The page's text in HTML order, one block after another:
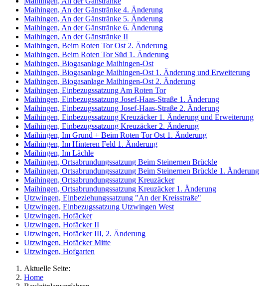
Maihingen, An der Gänstränke 4. Änderung
Maihingen, An der Gänstränke 5. Änderung
Maihingen, An der Gänstränke 6. Änderung
Maihingen, An der Gänstränke II
Maihingen, Beim Roten Tor Ost 2. Änderung
Maihingen, Beim Roten Tor Süd 1. Änderung
Maihingen, Biogasanlage Maihingen-Ost
Maihingen, Biogasanlage Maihingen-Ost 1. Änderung und Erweiterung
Maihingen, Biogasanlage Maihingen-Ost 2. Änderung
Maihingen, Einbezugssatzung Am Roten Tor
Maihingen, Einbezugssatzung Josef-Haas-Straße 1. Änderung
Maihingen, Einbezugssatzung Josef-Haas-Straße 2. Änderung
Maihingen, Einbezugssatzung Kreuzäcker 1. Änderung und Erweiterung
Maihingen, Einbezugssatzung Kreuzäcker 2. Änderung
Maihingen, Im Grund + Beim Roten Tor Ost 1. Änderung
Maihingen, Im Hinteren Feld 1. Änderung
Maihingen, Im Lächle
Maihingen, Ortsabrundungssatzung Beim Steinernen Brückle
Maihingen, Ortsabrundungssatzung Beim Steinernen Brückle 1. Änderung
Maihingen, Ortsabrundungssatzung Kreuzäcker
Maihingen, Ortsabrundungssatzung Kreuzäcker 1. Änderung
Utzwingen, Einbeziehungssatzung "An der Kreisstraße"
Utzwingen, Einbezugssatzung Utzwingen West
Utzwingen, Hofäcker
Utzwingen, Hofäcker II
Utzwingen, Hofäcker III, 2. Änderung
Utzwingen, Hofäcker Mitte
Utzwingen, Hofgarten
Aktuelle Seite:
Home